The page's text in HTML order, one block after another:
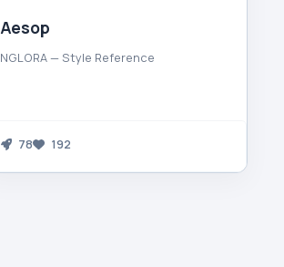
Aesop
NGLORA — Style Reference
78 192